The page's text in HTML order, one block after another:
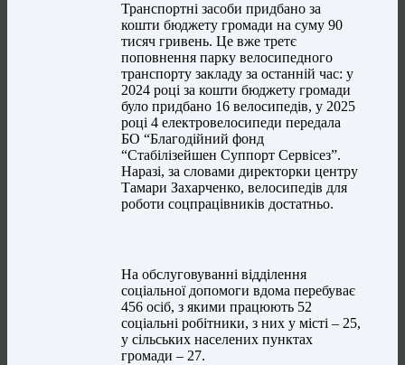
Транспортні засоби придбано за
кошти бюджету громади на суму 90
тисяч гривень. Це вже третє
поповнення парку велосипедного
транспорту закладу за останній час: у
2024 році за кошти бюджету громади
було придбано 16 велосипедів, у 2025
році 4 електровелосипеди передала
БО “Благодійний фонд
“Стабілізейшен Суппорт Сервісез”.
Наразі, за словами директорки центру
Тамари Захарченко, велосипедів для
роботи соцпрацівників достатньо.
На обслуговуванні відділення
соціальної допомоги вдома перебуває
456 осіб, з якими працюють 52
соціальні робітники, з них у місті – 25,
у сільських населених пунктах
громади – 27.